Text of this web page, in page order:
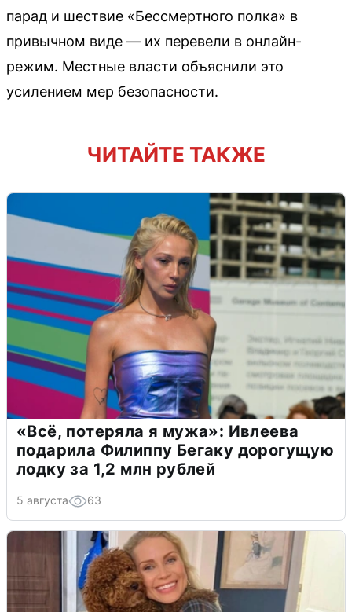
парад и шествие «Бессмертного полка» в
привычном виде — их перевели в онлайн-
режим. Местные власти объяснили это
усилением мер безопасности.
ЧИТАЙТЕ ТАКЖЕ
«Всё, потеряла я мужа»: Ивлеева
подарила Филиппу Бегаку дорогущую
лодку за 1,2 млн рублей
5 августа 63